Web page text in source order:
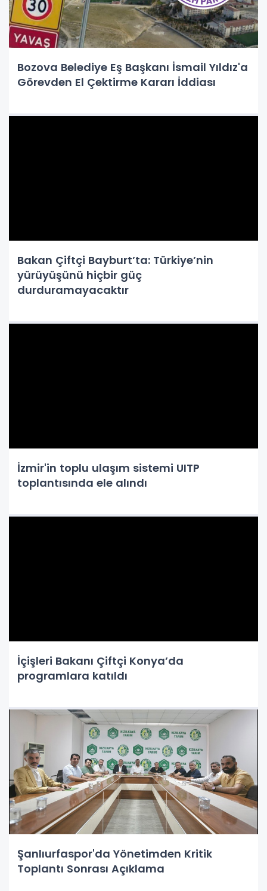
Bozova Belediye Eş Başkanı İsmail Yıldız'a
Görevden El Çektirme Kararı İddiası
Bakan Çiftçi Bayburt’ta: Türkiye’nin
yürüyüşünü hiçbir güç
durduramayacaktır
İzmir'in toplu ulaşım sistemi UITP
toplantısında ele alındı
İçişleri Bakanı Çiftçi Konya’da
programlara katıldı
Şanlıurfaspor'da Yönetimden Kritik
Toplantı Sonrası Açıklama